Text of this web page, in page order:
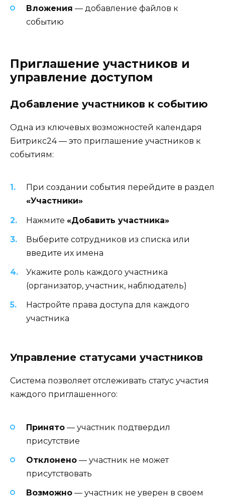
Вложения — добавление файлов к
событию
Приглашение участников и
управление доступом
Добавление участников к событию
Одна из ключевых возможностей календаря
Битрикс24 — это приглашение участников к
событиям:
При создании события перейдите в раздел
«Участники»
Нажмите «Добавить участника»
Выберите сотрудников из списка или
введите их имена
Укажите роль каждого участника
(организатор, участник, наблюдатель)
Настройте права доступа для каждого
участника
Управление статусами участников
Система позволяет отслеживать статус участия
каждого приглашенного:
Принято — участник подтвердил
присутствие
Отклонено — участник не может
присутствовать
Возможно — участник не уверен в своем